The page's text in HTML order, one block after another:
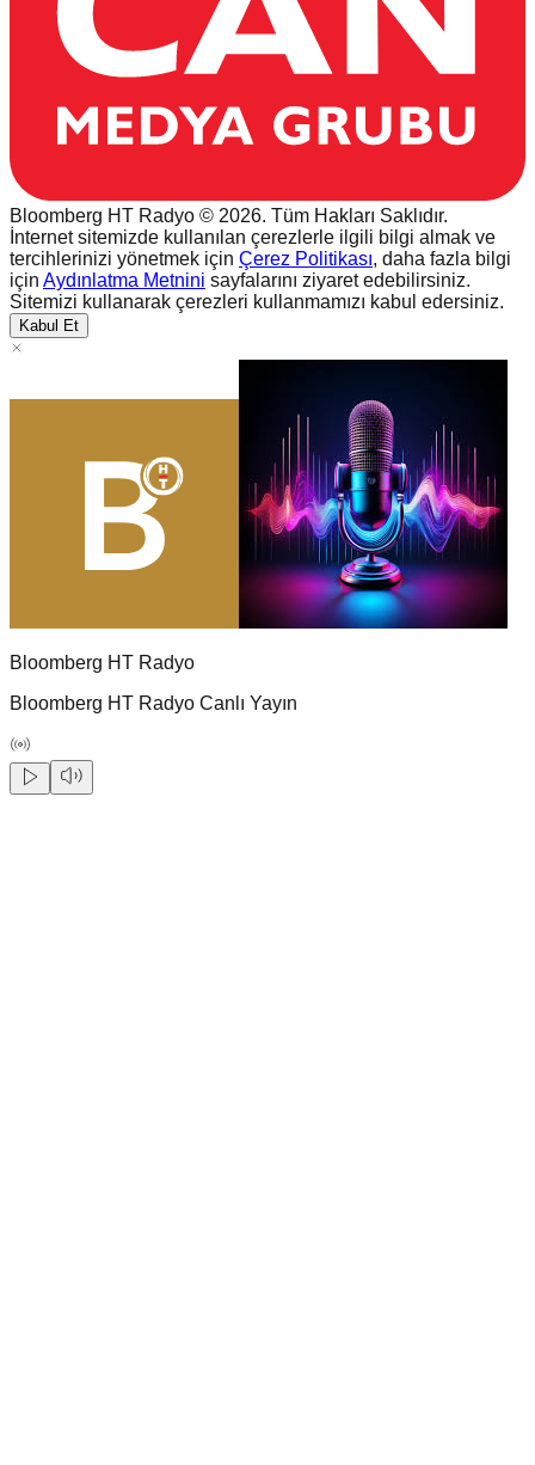
Bloomberg HT Radyo © 2026. Tüm Hakları Saklıdır.
İnternet sitemizde kullanılan çerezlerle ilgili bilgi almak ve
tercihlerinizi yönetmek için Çerez Politikası, daha fazla bilgi
için Aydınlatma Metnini sayfalarını ziyaret edebilirsiniz.
Sitemizi kullanarak çerezleri kullanmamızı kabul edersiniz.
Kabul Et
Bloomberg HT Radyo
Bloomberg HT Radyo Canlı Yayın